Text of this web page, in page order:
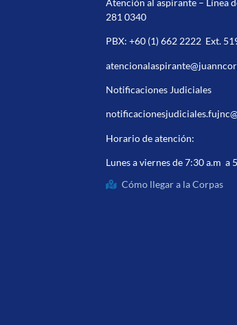
281 0340
PBX:+60 (1) 662 2222 Ext.
Notificaciones Judiciales
Horario de atención:
Lunes a viernes de 7:30 a.m a
Cómo llegar a la Corpas